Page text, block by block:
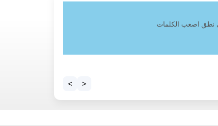
مختلف الإدارات الامريكية
لبعض الادارات الامريكية
<
>